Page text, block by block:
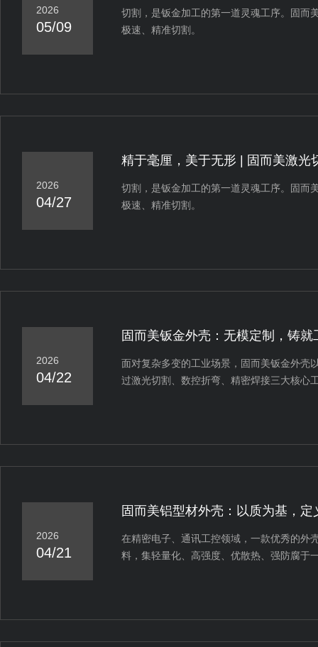
2026
05/09
切割，是钣金加工的第一道灵魂工序。固而
极速、精准切割。
2026
04/27
精于毫厘，美于无形 | 固而美激光
切割，是钣金加工的第一道灵魂工序。固而
极速、精准切割。
2026
04/22
固而美钣金外壳：无模定制，铸
面对复杂多变的工业场景，固而美钣金外壳
过激光切割、数控折弯、精密焊接三大核心
2026
04/21
固而美铝型材外壳：以质为基，
在精密电子、通讯工控领域，一款优秀的外
料，集轻量化、高强度、优散热、强防腐于